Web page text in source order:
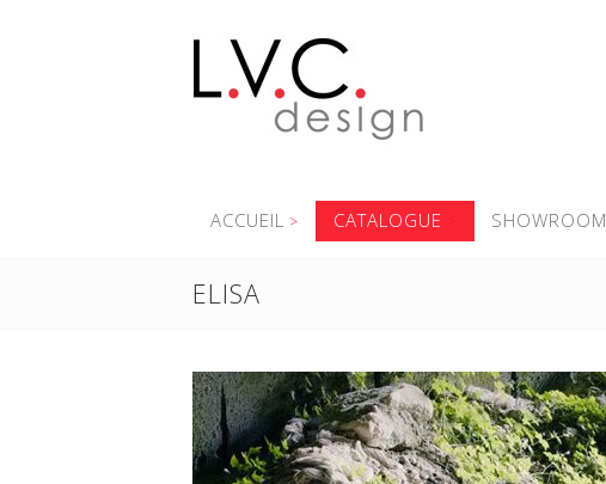
ACCUEIL CATALOGUE SHOWROOM
ELISA